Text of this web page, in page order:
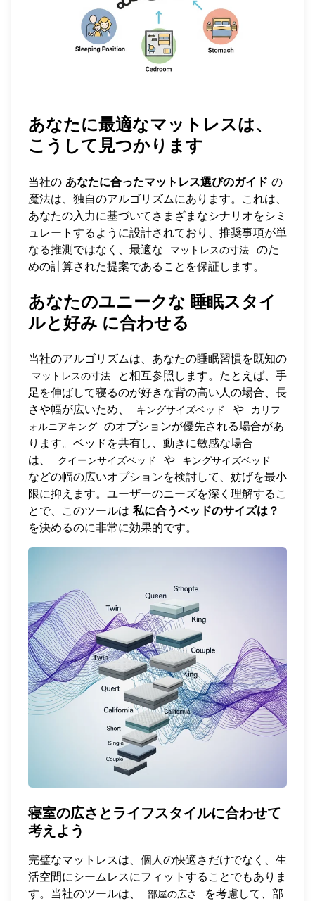
あなたに最適なマットレスは、
こうして見つかります
当社の あなたに合ったマットレス選びのガイド の
魔法は、独自のアルゴリズムにあります。これは、
あなたの入力に基づいてさまざまなシナリオをシミ
ュレートするように設計されており、推奨事項が単
なる推測ではなく、最適な
マットレスの寸法
のた
めの計算された提案であることを保証します。
あなたのユニークな 睡眠スタイ
ルと好み に合わせる
当社のアルゴリズムは、あなたの睡眠習慣を既知の
マットレスの寸法
と相互参照します。たとえば、手
足を伸ばして寝るのが好きな背の高い人の場合、長
さや幅が広いため、
キングサイズベッド や
カリフ
ォルニアキング
のオプションが優先される場合があ
ります。ベッドを共有し、動きに敏感な場合
は、
クイーンサイズベッド や キングサイズベッド
などの幅の広いオプションを検討して、妨げを最小
限に抑えます。ユーザーのニーズを深く理解するこ
とで、このツールは 私に合うベッドのサイズは？
を決めるのに非常に効果的です。
寝室の広さとライフスタイルに合わせて
考えよう
完璧なマットレスは、個人の快適さだけでなく、生
活空間にシームレスにフィットすることでもありま
す。当社のツールは、
部屋の広さ
を考慮して、部